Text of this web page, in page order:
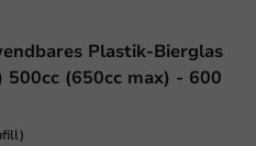
Plastik-Bierglas
500cc (650cc max) - 600